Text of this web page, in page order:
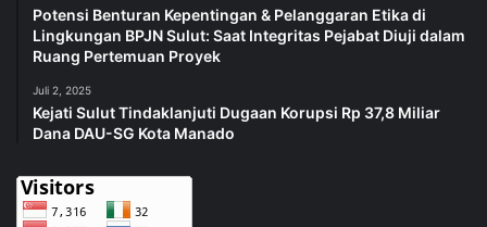
Potensi Benturan Kepentingan & Pelanggaran Etika di
Lingkungan BPJN Sulut: Saat Integritas Pejabat Diuji dalam
Ruang Pertemuan Proyek
Juli 2, 2025
Kejati Sulut Tindaklanjuti Dugaan Korupsi Rp 37,8 Miliar
Dana DAU-SG Kota Manado